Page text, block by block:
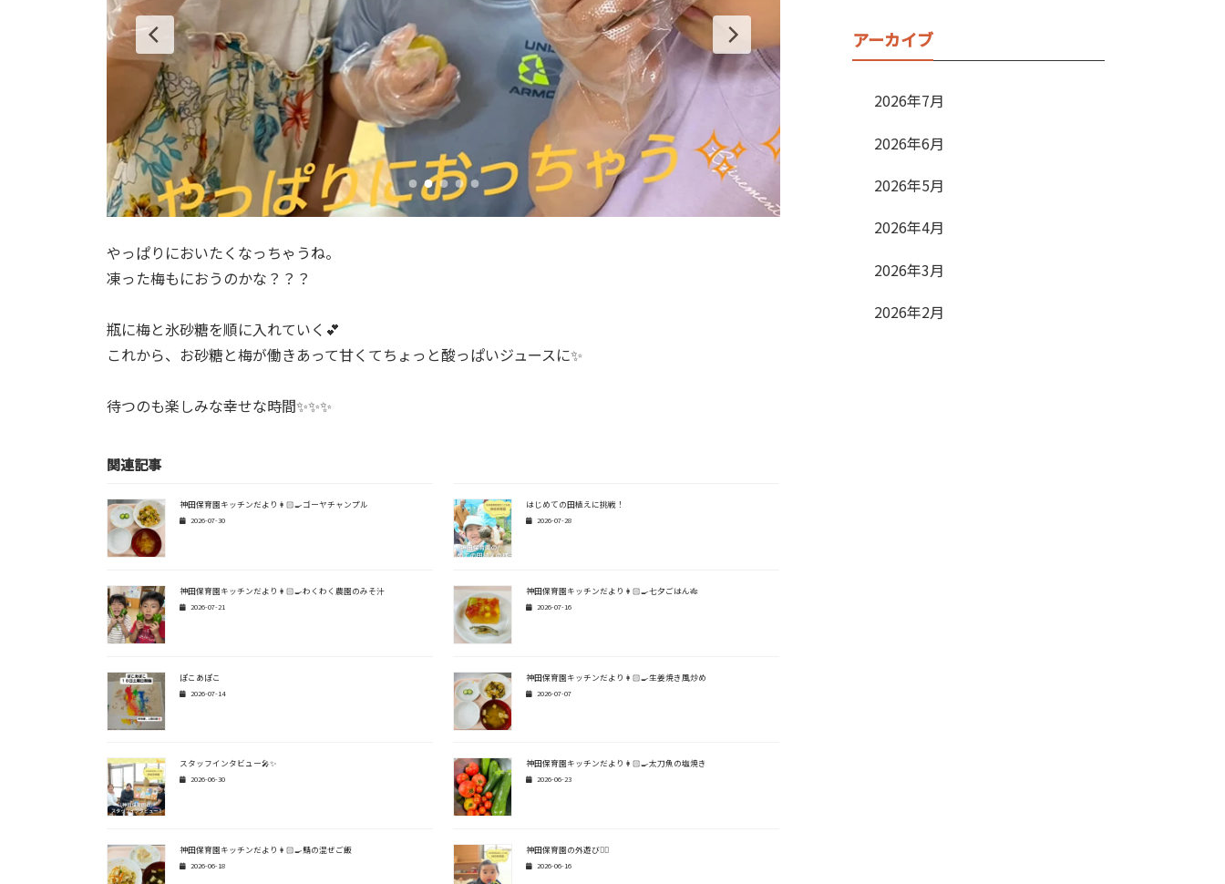
やっぱりにおいたくなっちゃうね。
凍った梅もにおうのかな？？？
瓶に梅と氷砂糖を順に入れていく💕
これから、お砂糖と梅が働きあって甘くてちょっと酸っぱいジュースに✨
待つのも楽しみな幸せな時間✨✨✨
関連記事
神田保育園キッチンだより👩🏻‍🍳ゴーヤチャンプル
2026-07-30
はじめての田植えに挑戦！
2026-07-28
神田保育園キッチンだより👩🏻‍🍳わくわく農園のみそ汁
2026-07-21
神田保育園キッチンだより👩🏻‍🍳七夕ごはん🎋
2026-07-16
ぽこあぽこ
2026-07-14
神田保育園キッチンだより👩🏻‍🍳生姜焼き風炒め
2026-07-07
スタッフインタビュー🎤✨
2026-06-30
神田保育園キッチンだより👩🏻‍🍳太刀魚の塩焼き
2026-06-23
神田保育園キッチンだより👩🏻‍🍳鯖の混ぜご飯
2026-06-18
神田保育園の外遊び🏃‍♂️
2026-06-16
アーカイブ
2026年7月
2026年6月
2026年5月
2026年4月
2026年3月
2026年2月